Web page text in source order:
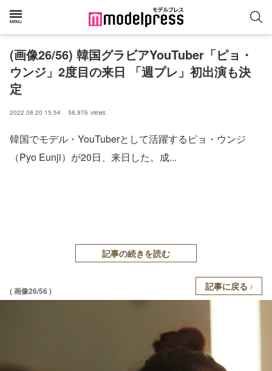
(画像26/56) 韓国グラビアYouTuber「ピョ・
ウンジ」2度目の来日 「週プレ」初出演も決
定
2022.08.20 15:54 58,976 views
韓国でモデル・YouTuberとして活躍するピョ・ウンジ
（Pyo Eunji）が20日、来日した。成...
記事の続きを読む
( 画像26/56 ) 記事に戻る